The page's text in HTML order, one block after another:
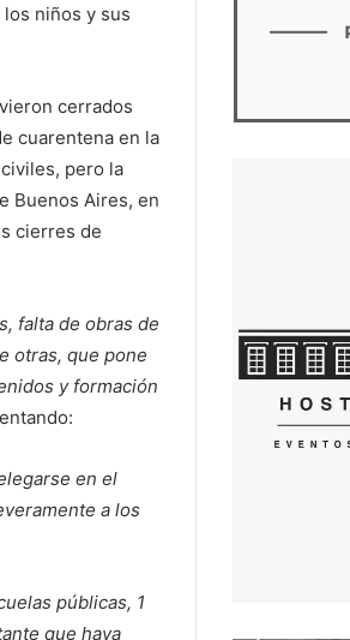
niños y sus
cerrados
cuarentena en la
pero la
Buenos Aires, en
cierres de
falta de obras de
otras, que pone
y formación
en el
a los
públicas, 1
que haya